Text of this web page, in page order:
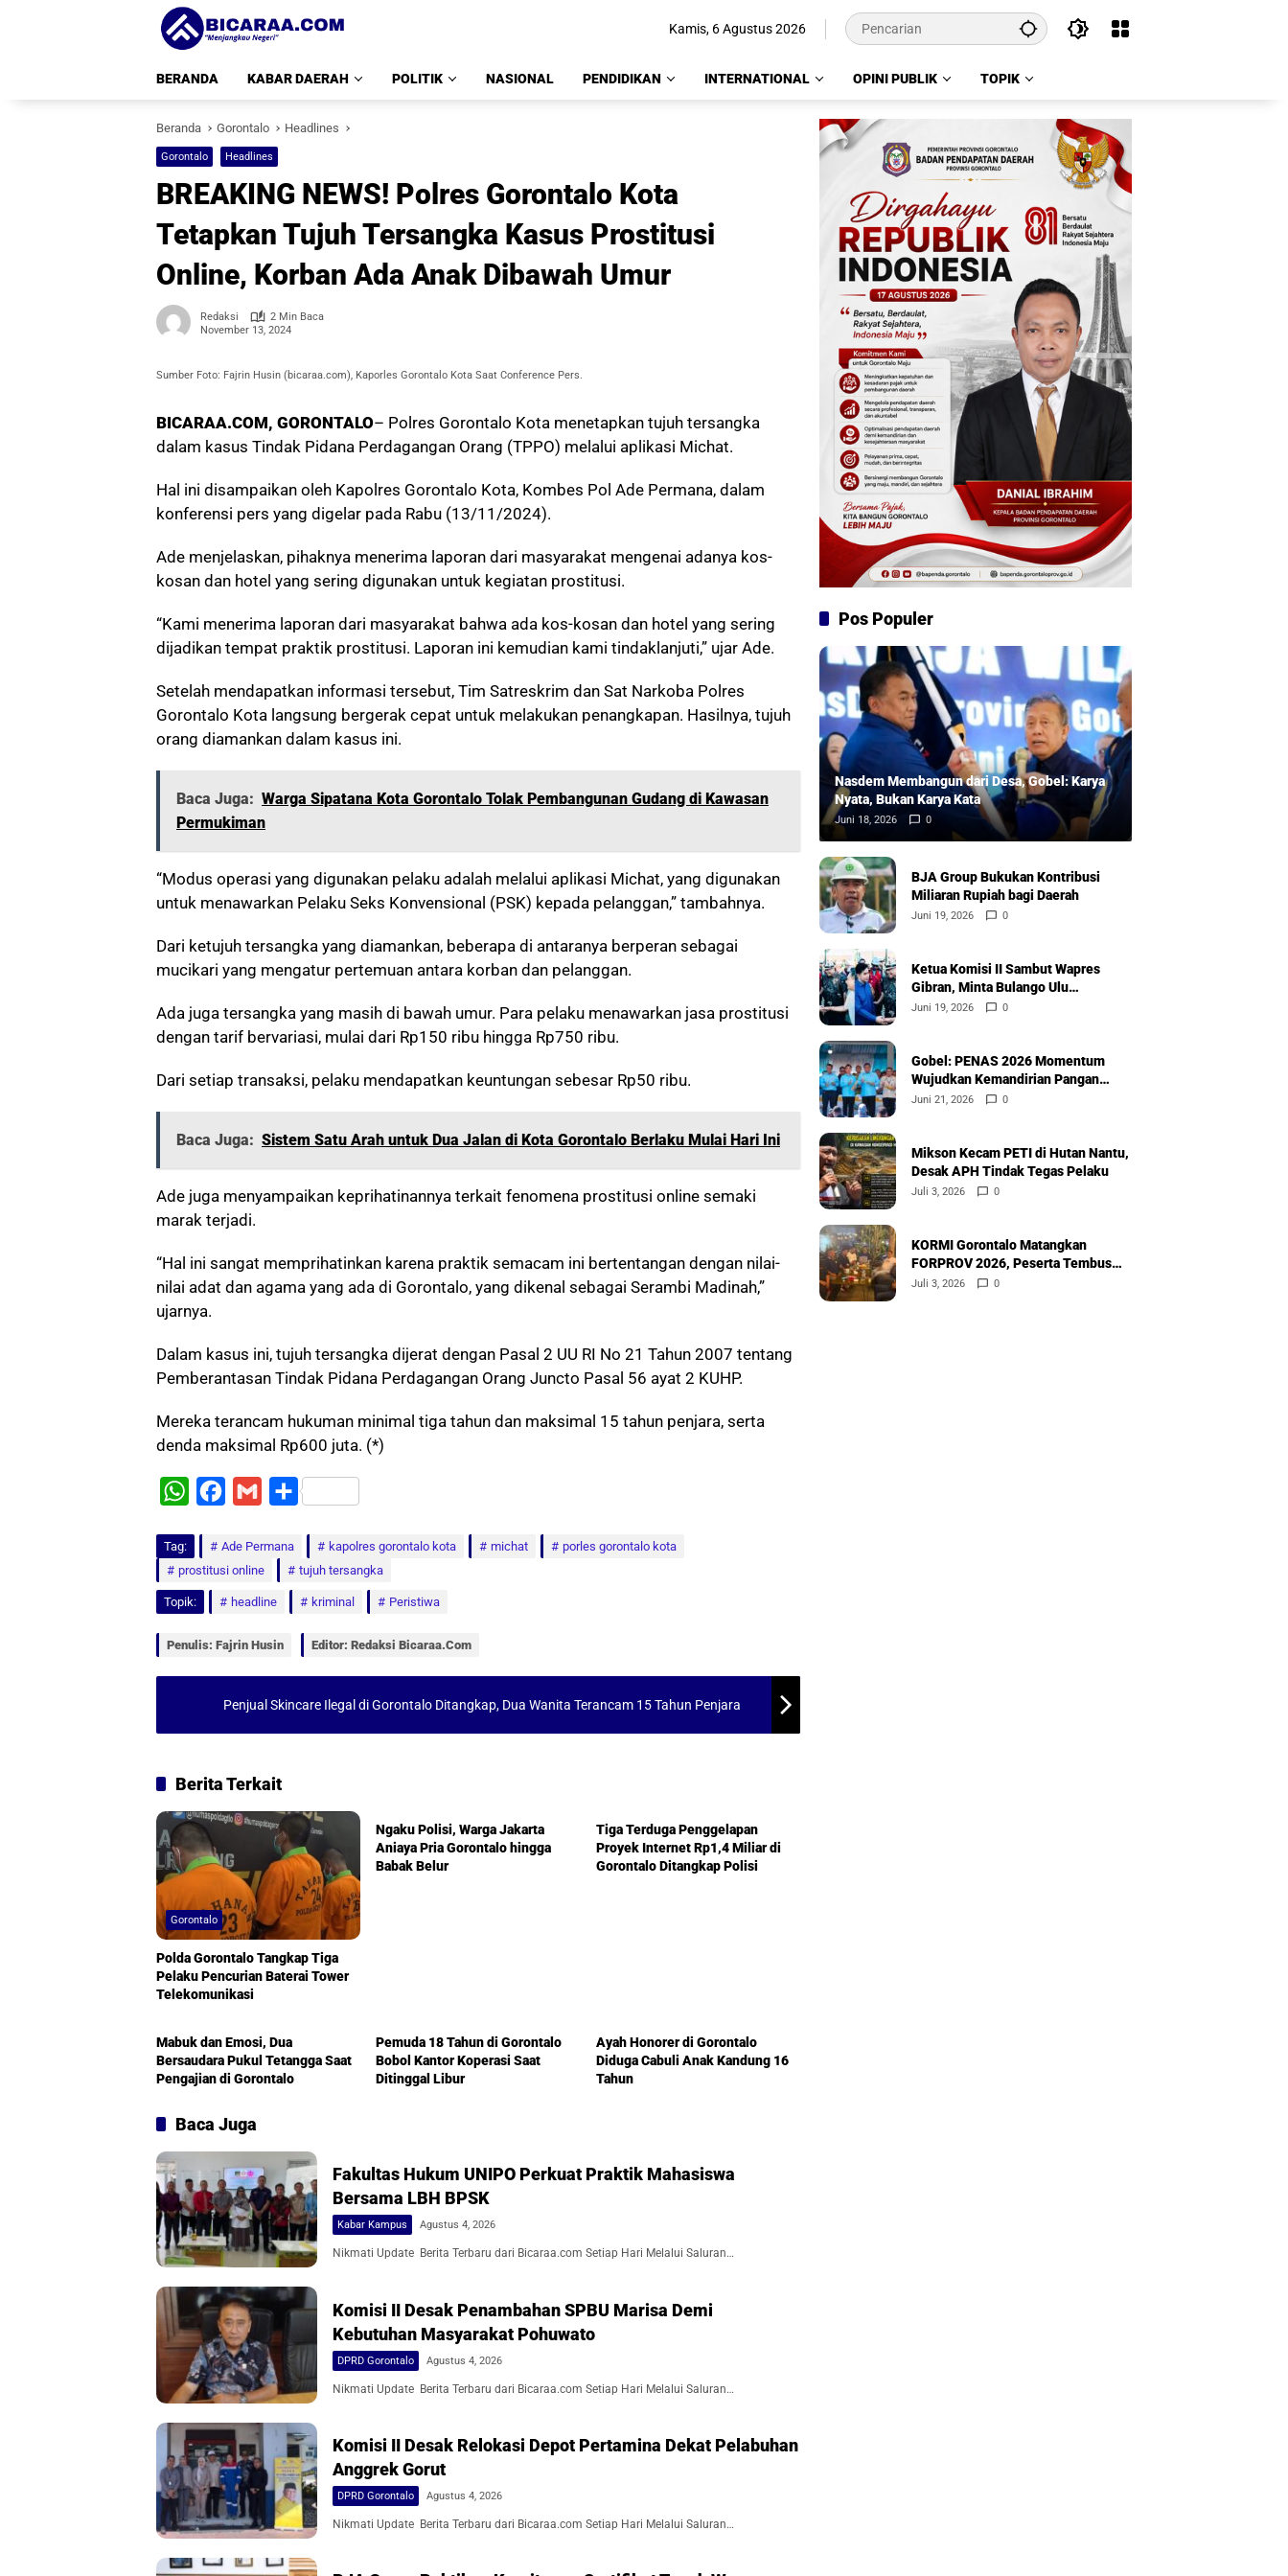
Kamis, 6 Agustus 2026
BERANDA KABAR DAERAH POLITIK NASIONAL PENDIDIKAN INTERNATIONAL OPINI PUBLIK TOPIK
Beranda Gorontalo Headlines
Gorontalo Headlines
BREAKING NEWS! Polres Gorontalo Kota
Tetapkan Tujuh Tersangka Kasus Prostitusi
Online, Korban Ada Anak Dibawah Umur
Redaksi
2 Min Baca
November 13, 2024
Sumber Foto: Fajrin Husin (bicaraa.com), Kaporles Gorontalo Kota Saat Conference Pers.
BICARAA.COM, GORONTALO– Polres Gorontalo Kota menetapkan tujuh tersangka
dalam kasus Tindak Pidana Perdagangan Orang (TPPO) melalui aplikasi Michat.
Hal ini disampaikan oleh Kapolres Gorontalo Kota, Kombes Pol Ade Permana, dalam
konferensi pers yang digelar pada Rabu (13/11/2024).
Ade menjelaskan, pihaknya menerima laporan dari masyarakat mengenai adanya kos-
kosan dan hotel yang sering digunakan untuk kegiatan prostitusi.
“Kami menerima laporan dari masyarakat bahwa ada kos-kosan dan hotel yang sering
dijadikan tempat praktik prostitusi. Laporan ini kemudian kami tindaklanjuti,” ujar Ade.
Setelah mendapatkan informasi tersebut, Tim Satreskrim dan Sat Narkoba Polres
Gorontalo Kota langsung bergerak cepat untuk melakukan penangkapan. Hasilnya, tujuh
orang diamankan dalam kasus ini.
Baca Juga: Warga Sipatana Kota Gorontalo Tolak Pembangunan Gudang di Kawasan
Permukiman
“Modus operasi yang digunakan pelaku adalah melalui aplikasi Michat, yang digunakan
untuk menawarkan Pelaku Seks Konvensional (PSK) kepada pelanggan,” tambahnya.
Dari ketujuh tersangka yang diamankan, beberapa di antaranya berperan sebagai
mucikari yang mengatur pertemuan antara korban dan pelanggan.
Ada juga tersangka yang masih di bawah umur. Para pelaku menawarkan jasa prostitusi
dengan tarif bervariasi, mulai dari Rp150 ribu hingga Rp750 ribu.
Dari setiap transaksi, pelaku mendapatkan keuntungan sebesar Rp50 ribu.
Baca Juga: Sistem Satu Arah untuk Dua Jalan di Kota Gorontalo Berlaku Mulai Hari Ini
Ade juga menyampaikan keprihatinannya terkait fenomena prostitusi online semaki
marak terjadi.
“Hal ini sangat memprihatinkan karena praktik semacam ini bertentangan dengan nilai-
nilai adat dan agama yang ada di Gorontalo, yang dikenal sebagai Serambi Madinah,”
ujarnya.
Dalam kasus ini, tujuh tersangka dijerat dengan Pasal 2 UU RI No 21 Tahun 2007 tentang
Pemberantasan Tindak Pidana Perdagangan Orang Juncto Pasal 56 ayat 2 KUHP.
Mereka terancam hukuman minimal tiga tahun dan maksimal 15 tahun penjara, serta
denda maksimal Rp600 juta. (*)
W
t
s
c
e
b
a
i
l
S
r
e
Tag: Ade Permana kapolres gorontalo kota michat
porles gorontalo kota
prostitusi online
tujuh tersangka
Topik: headline kriminal Peristiwa
Penulis: Fajrin Husin Editor: Redaksi Bicaraa.com
Penjual Skincare Ilegal di Gorontalo Ditangkap, Dua Wanita Terancam 15 Tahun Penjara
Berita Terkait
Gorontalo
Polda Gorontalo Tangkap Tiga
Pelaku Pencurian Baterai Tower
Telekomunikasi
Ngaku Polisi, Warga Jakarta
Aniaya Pria Gorontalo hingga
Babak Belur
Tiga Terduga Penggelapan
Proyek Internet Rp1,4 Miliar di
Gorontalo Ditangkap Polisi
Mabuk dan Emosi, Dua
Bersaudara Pukul Tetangga Saat
Pengajian di Gorontalo
Pemuda 18 Tahun di Gorontalo
Bobol Kantor Koperasi Saat
Ditinggal Libur
Ayah Honorer di Gorontalo
Diduga Cabuli Anak Kandung 16
Tahun
Baca Juga
Fakultas Hukum UNIPO Perkuat Praktik Mahasiswa
Bersama LBH BPSK
Kabar Kampus Agustus 4, 2026
Nikmati Update Berita Terbaru dari Bicaraa.com Setiap Hari Melalui Saluran…
Komisi II Desak Penambahan SPBU Marisa Demi
Kebutuhan Masyarakat Pohuwato
DPRD Gorontalo Agustus 4, 2026
Nikmati Update Berita Terbaru dari Bicaraa.com Setiap Hari Melalui Saluran…
Komisi II Desak Relokasi Depot Pertamina Dekat Pelabuhan
Anggrek Gorut
DPRD Gorontalo Agustus 4, 2026
Nikmati Update Berita Terbaru dari Bicaraa.com Setiap Hari Melalui Saluran…
Pos Populer
Nasdem Membangun dari Desa, Gobel: Karya
Nyata, Bukan Karya Kata
Juni 18, 2026 0
BJA Group Bukukan Kontribusi
Miliaran Rupiah bagi Daerah
Juni 19, 2026 0
Ketua Komisi II Sambut Wapres
Gibran, Minta Bulango Ulu
Diprioritaskan
Juni 19, 2026 0
Gobel: PENAS 2026 Momentum
Wujudkan Kemandirian Pangan
Nasional
Juni 21, 2026 0
Mikson Kecam PETI di Hutan Nantu,
Desak APH Tindak Tegas Pelaku
Juli 3, 2026 0
KORMI Gorontalo Matangkan
FORPROV 2026, Peserta Tembus
600
Juli 3, 2026 0